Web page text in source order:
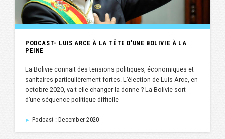
PODCAST– LUIS ARCE À LA TÊTE D’UNE BOLIVIE À LA
PEINE
La Bolivie connait des tensions politiques, économiques et
sanitaires particulièrement fortes. L’élection de Luis Arce, en
octobre 2020, va-t-elle changer la donne ? La Bolivie sort
d’une séquence politique difficile
► Podcast : December 2020